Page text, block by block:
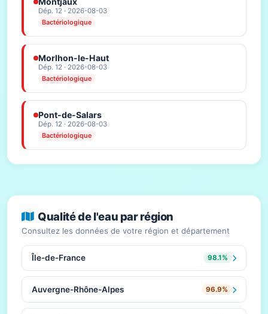
Dép. 12 · 2026-08-03
Bactériologique
Morlhon-le-Haut
Dép. 12 · 2026-08-03
Bactériologique
Pont-de-Salars
Dép. 12 · 2026-08-03
Bactériologique
Qualité de l'eau par région
Consultez les données de votre région et département
Île-de-France 98.1%
Auvergne-Rhône-Alpes 96.9%